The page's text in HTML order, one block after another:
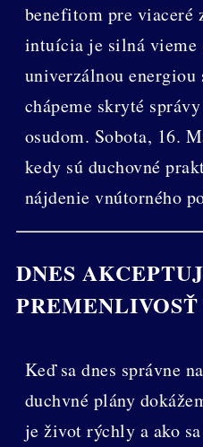
benefitom pre viaceré
intuícia je silná vieme
univerzálnou energiou
chápeme skryté
osudom. Sobota, 16.
kedy sú duchovné
nájdenie vnútorného
DNES
Keď sa dnes správne
duchvné plány
je život rýchly a ako